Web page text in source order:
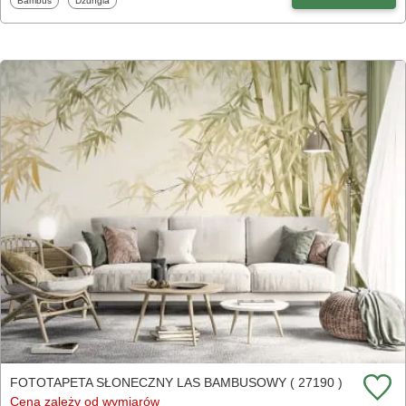
FOTOTAPETA SŁONECZNY LAS BAMBUSOWY ( 27190 )
Cena zależy od wymiarów